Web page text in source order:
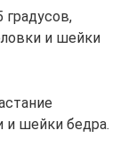
градусов,
и шейки
и шейки бедра.